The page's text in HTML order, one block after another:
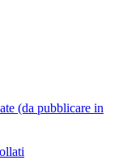
(da pubblicare in